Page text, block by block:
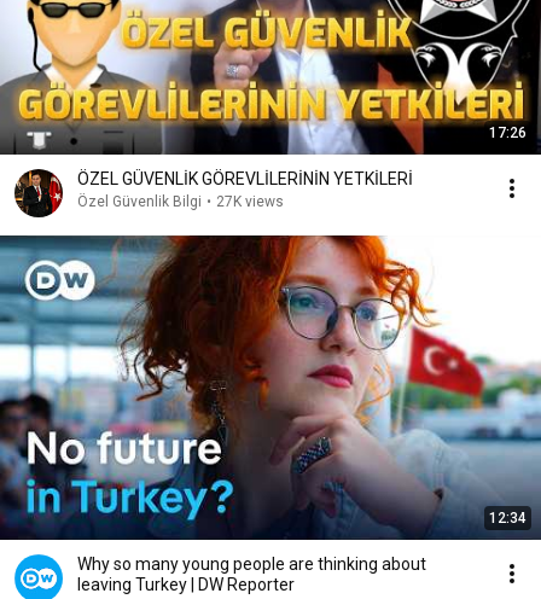
17:26
ÖZEL GÜVENLİK GÖREVLİLERİNİN YETKİLERİ
Özel Güvenlik Bilgi • 27K views
12:34
Why so many young people are thinking about
leaving Turkey | DW Reporter